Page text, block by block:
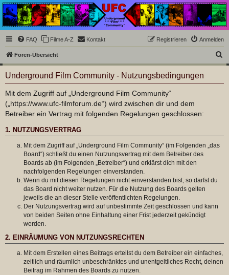
Underground Film
Community
Die Underground Film Community ist ein deutschsprachiges Filmforum und ein Paradies
für Cineasten und Filmsüchtige jenseits des Mainstreams.
FAQ Filme A-Z Kontakt Anmelden
Registrieren
Foren-Übersicht
u
Underground Film Community - Nutzungsbedingungen
Mit dem Zugriff auf „Underground Film Community“
(„https://www.ufc-filmforum.de“) wird zwischen dir und dem
Betreiber ein Vertrag mit folgenden Regelungen geschlossen:
1. NUTZUNGSVERTRAG
Mit dem Zugriff auf „Underground Film Community“ (im Folgenden „das
Board“) schließt du einen Nutzungsvertrag mit dem Betreiber des
Boards ab (im Folgenden „Betreiber“) und erklärst dich mit den
nachfolgenden Regelungen einverstanden.
Wenn du mit diesen Regelungen nicht einverstanden bist, so darfst du
das Board nicht weiter nutzen. Für die Nutzung des Boards gelten
jeweils die an dieser Stelle veröffentlichten Regelungen.
Der Nutzungsvertrag wird auf unbestimmte Zeit geschlossen und kann
von beiden Seiten ohne Einhaltung einer Frist jederzeit gekündigt
werden.
2. EINRÄUMUNG VON NUTZUNGSRECHTEN
Mit dem Erstellen eines Beitrags erteilst du dem Betreiber ein einfaches,
zeitlich und räumlich unbeschränktes und unentgeltliches Recht, deinen
Beitrag im Rahmen des Boards zu nutzen.